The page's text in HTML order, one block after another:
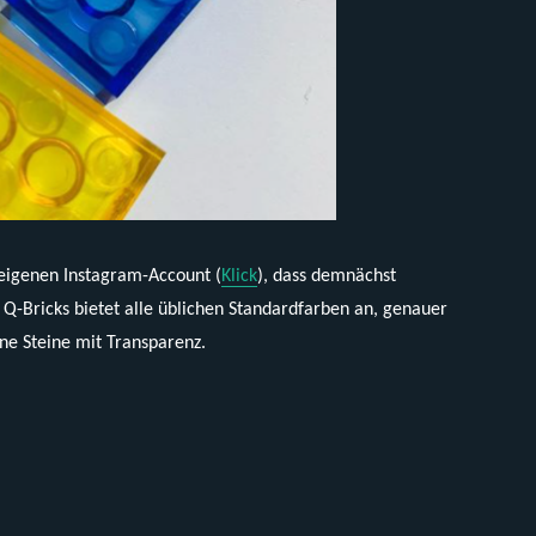
Instagram-Account (Klick), dass demnächst
Bricks bietet alle üblichen Standardfarben an, genauer
Steine mit Transparenz.